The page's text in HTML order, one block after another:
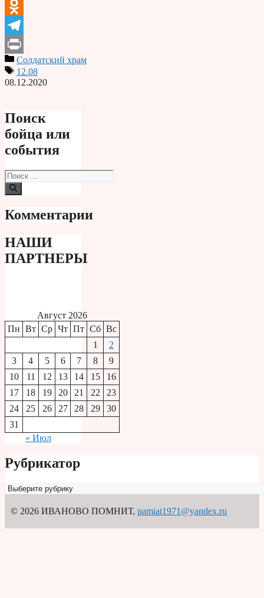
VK
Odnoklassniki
Telegram
PrintСолдатский храм
12.08
08.12.2020
Поиск
бойца или
события
Поиск:
Комментарии
НАШИ
ПАРТНЕРЫ
Август 2026
Пн Вт Ср Чт Пт Сб Вс
1
2
3
4 5 6 7 8
9
10
11 12 13 14 15
16
17
18 19 20 21 22
23
24
25 26 27 28 29
30
31
« Июл
Рубрикатор
Рубрикатор
© 2026 ИВАНОВО ПОМНИТ, pamiat1971@yandex.ru